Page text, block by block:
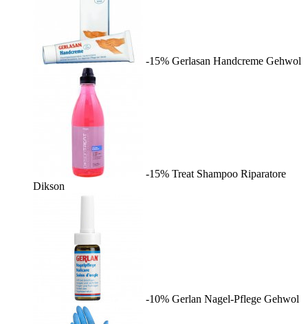
-15% Gerlasan Handcreme Gehwol
-15% Treat Shampoo Riparatore
Dikson
-10% Gerlan Nagel-Pflege Gehwol